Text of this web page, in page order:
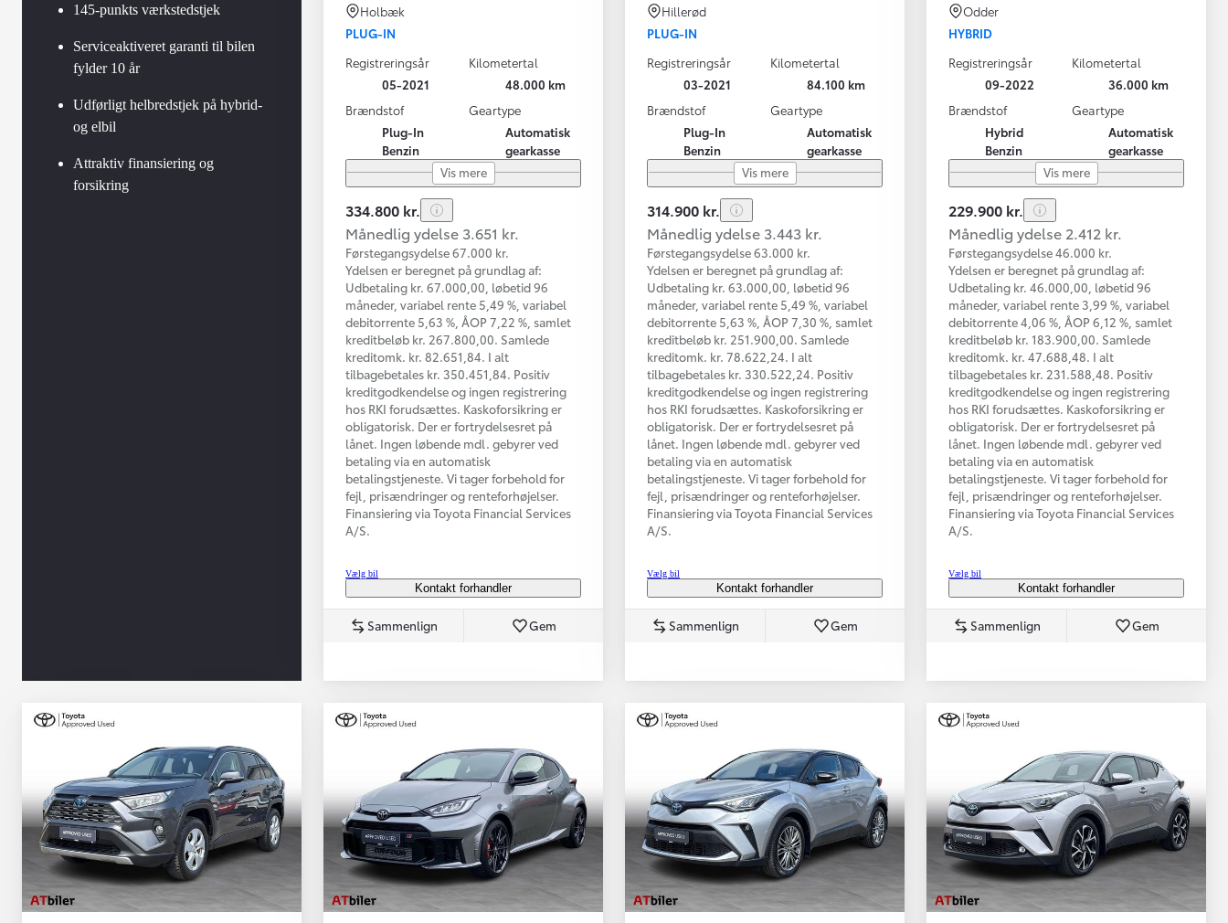
145-punkts værkstedstjek
Serviceaktiveret garanti til bilen
fylder 10 år
Udførligt helbredstjek på hybrid-
og elbil
Attraktiv finansiering og
forsikring
Holbæk
PLUG-IN
Registreringsår
05-2021
Kilometertal
48.000 km
Brændstof
Plug-In
Benzin
Geartype
Automatisk
gearkasse
Vis mere
334.800 kr.
Månedlig ydelse 3.651 kr.
Førstegangsydelse 67.000 kr.
Ydelsen er beregnet på grundlag af:
Udbetaling kr. 67.000,00, løbetid 96
måneder, variabel rente 5,49 %, variabel
debitorrente 5,63 %, ÅOP 7,22 %, samlet
kreditbeløb kr. 267.800,00. Samlede
kreditomk. kr. 82.651,84. I alt
tilbagebetales kr. 350.451,84. Positiv
kreditgodkendelse og ingen registrering
hos RKI forudsættes. Kaskoforsikring er
obligatorisk. Der er fortrydelsesret på
lånet. Ingen løbende mdl. gebyrer ved
betaling via en automatisk
betalingstjeneste. Vi tager forbehold for
fejl, prisændringer og renteforhøjelser.
Finansiering via Toyota Financial Services
A/S.
Vælg bil
Kontakt forhandler
Sammenlign Gem
Hillerød
PLUG-IN
Registreringsår
03-2021
Kilometertal
84.100 km
Brændstof
Plug-In
Benzin
Geartype
Automatisk
gearkasse
Vis mere
314.900 kr.
Månedlig ydelse 3.443 kr.
Førstegangsydelse 63.000 kr.
Ydelsen er beregnet på grundlag af:
Udbetaling kr. 63.000,00, løbetid 96
måneder, variabel rente 5,49 %, variabel
debitorrente 5,63 %, ÅOP 7,30 %, samlet
kreditbeløb kr. 251.900,00. Samlede
kreditomk. kr. 78.622,24. I alt
tilbagebetales kr. 330.522,24. Positiv
kreditgodkendelse og ingen registrering
hos RKI forudsættes. Kaskoforsikring er
obligatorisk. Der er fortrydelsesret på
lånet. Ingen løbende mdl. gebyrer ved
betaling via en automatisk
betalingstjeneste. Vi tager forbehold for
fejl, prisændringer og renteforhøjelser.
Finansiering via Toyota Financial Services
A/S.
Vælg bil
Kontakt forhandler
Sammenlign Gem
Odder
HYBRID
Registreringsår
09-2022
Kilometertal
36.000 km
Brændstof
Hybrid
Benzin
Geartype
Automatisk
gearkasse
Vis mere
229.900 kr.
Månedlig ydelse 2.412 kr.
Førstegangsydelse 46.000 kr.
Ydelsen er beregnet på grundlag af:
Udbetaling kr. 46.000,00, løbetid 96
måneder, variabel rente 3,99 %, variabel
debitorrente 4,06 %, ÅOP 6,12 %, samlet
kreditbeløb kr. 183.900,00. Samlede
kreditomk. kr. 47.688,48. I alt
tilbagebetales kr. 231.588,48. Positiv
kreditgodkendelse og ingen registrering
hos RKI forudsættes. Kaskoforsikring er
obligatorisk. Der er fortrydelsesret på
lånet. Ingen løbende mdl. gebyrer ved
betaling via en automatisk
betalingstjeneste. Vi tager forbehold for
fejl, prisændringer og renteforhøjelser.
Finansiering via Toyota Financial Services
A/S.
Vælg bil
Kontakt forhandler
Sammenlign Gem